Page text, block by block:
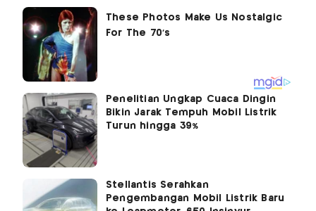
Penelitian Ungkap Cuaca Dingin
Bikin Jarak Tempuh Mobil Listrik
Turun hingga 39%
Stellantis Serahkan
Pengembangan Mobil Listrik Baru